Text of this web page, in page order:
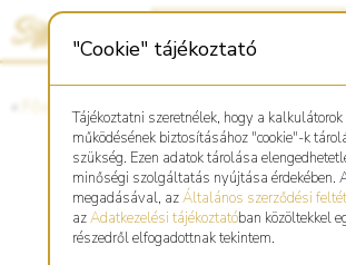
"Cookie" tájékoztató
Tájékoztatni szeretnélek, hogy a kalkulátorok
működésének biztosításához "cookie"-k
szükség. Ezen adatok tárolása
minőségi szolgáltatás nyújtása érdekében.
megadásával, azÁltalános szerződési
azAdatkezelési tájékoztatóban közöltekkel
részedről elfogadottnak tekintem.
Főoldal«Asztro Shop
Kakas karkötő